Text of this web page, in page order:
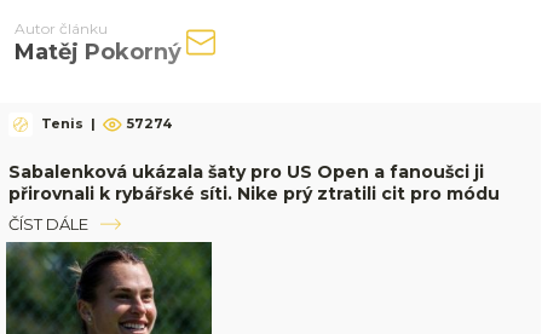
Autor článku
Matěj Pokorný
Tenis | 57274
Sabalenková ukázala šaty pro US Open a fanoušci ji
přirovnali k rybářské síti. Nike prý ztratili cit pro módu
ČÍST DÁLE